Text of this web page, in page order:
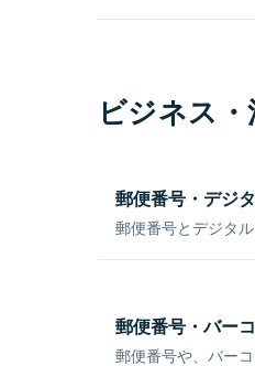
ビジネス
郵便番号・デジ
郵便番号とデジタ
郵便番号・バー
郵便番号や、バー